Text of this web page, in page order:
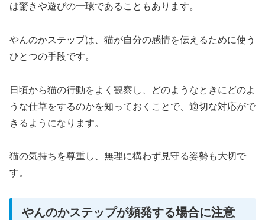
は驚きや遊びの一環であることもあります。
やんのかステップは、猫が自分の感情を伝えるために使う
ひとつの手段です。
日頃から猫の行動をよく観察し、どのようなときにどのよ
うな仕草をするのかを知っておくことで、適切な対応がで
きるようになります。
猫の気持ちを尊重し、無理に構わず見守る姿勢も大切で
す。
やんのかステップが頻発する場合に注意